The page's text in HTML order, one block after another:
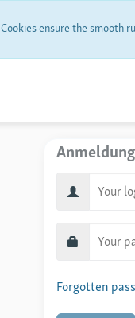
Cookies ensure the smooth
Forgotten